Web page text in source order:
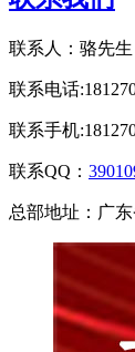
联系人：骆先生
联系电话
联系手机
联系QQ：
总部地址：广